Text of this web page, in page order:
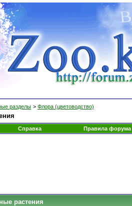
разделы > Флора (цветоводство)
Справка Правила форума
растения